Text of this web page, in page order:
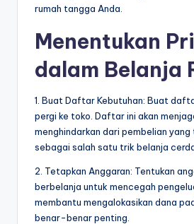
rumah tangga Anda.
Menentukan
dalam Belanja
1. Buat Daftar Kebutuhan: Buat
pergi ke toko. Daftar ini akan
menghindarkan dari pembelian
sebagai salah satu trik belanja
2. Tetapkan Anggaran: Tentukan
berbelanja untuk mencegah
membantu mengalokasikan dana
benar-benar penting.